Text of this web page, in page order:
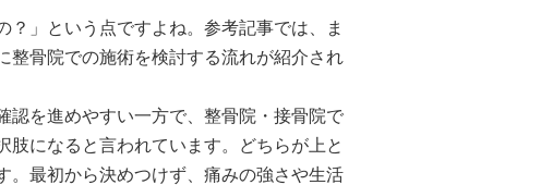
」という点ですよね。参考記事では、ま
整骨院での施術を検討する流れが紹介され
認を進めやすい一方で、整骨院・接骨院で
になると言われています。どちらが上と
。最初から決めつけず、痛みの強さや生活